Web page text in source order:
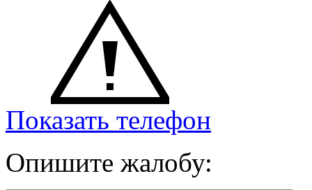
Показать телефон
Опишите жалобу: